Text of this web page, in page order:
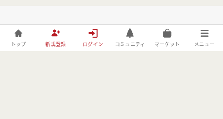
トップ 新規登録 ログイン コミュニティ マーケット メニュー